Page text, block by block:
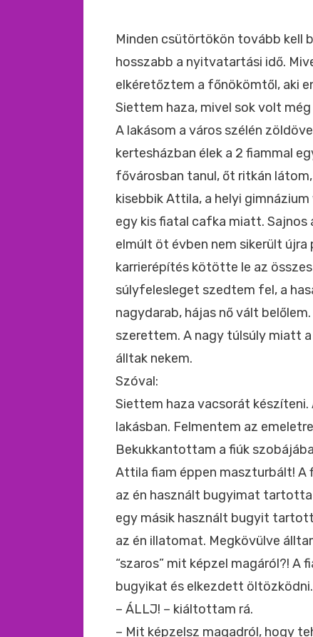
Minden csütörtökön tovább kell
hosszabb a nyitvatartási idő.
elkéretőztem a főnökömtől, aki
Siettem haza, mivel sok volt még
A lakásom a város szélén
kertesházban élek a 2 fiammal
fővárosban tanul, őt ritkán
kisebbik Attila, a helyi
egy kis fiatal cafka miatt. Sajnos
elmúlt öt évben nem sikerült újra
karrierépítés kötötte le az
súlyfelesleget szedtem fel, a
nagydarab, hájas nő vált
szerettem. A nagy túlsúly miatt
álltak nekem.
Szóval:
Siettem haza vacsorát
lakásban. Felmentem az
Bekukkantottam a fiúk
Attila fiam éppen maszturbált! A
az én használt bugyimat
egy másik használt bugyit
az én illatomat. Megkövülve
“szaros” mit képzel magáról?! A
bugyikat és elkezdett öltözködni.
– ÁLLJ! – kiáltottam rá.
– Mit képzelsz magadról, hogy